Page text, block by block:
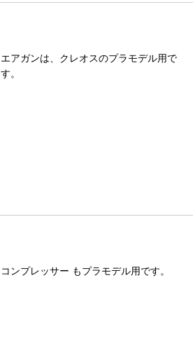
エアガンは、クレオスのプラモデル用で
す。
コンプレッサー もプラモデル用です。